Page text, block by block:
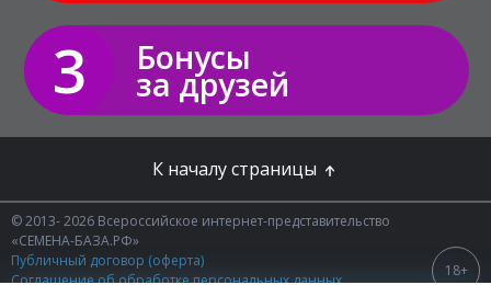
3 Бонусы
за друзей
К началу страницы
© 2013- 2026 Всероссийское интернет-представительство
«СЕМЕНА-БАЗА.РФ»
Публичный договор (оферта)
Соглашение об обработке персональных данных
18+